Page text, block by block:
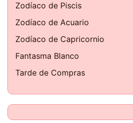
Zodíaco de Piscis
Zodíaco de Acuario
Zodíaco de Capricornio
Fantasma Blanco
Tarde de Compras